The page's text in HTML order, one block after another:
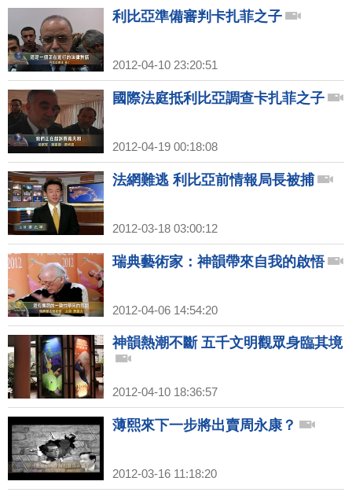
利比亞準備審判卡扎菲之子
2012-04-10 23:20:51
國際法庭抵利比亞調查卡扎菲之子
2012-04-19 00:18:08
法網難逃 利比亞前情報局長被捕
2012-03-18 03:00:12
瑞典藝術家：神韻帶來自我的啟悟
2012-04-06 14:54:20
神韻熱潮不斷 五千文明觀眾身臨其境
2012-04-10 18:36:57
薄熙來下一步將出賣周永康？
2012-03-16 11:18:20